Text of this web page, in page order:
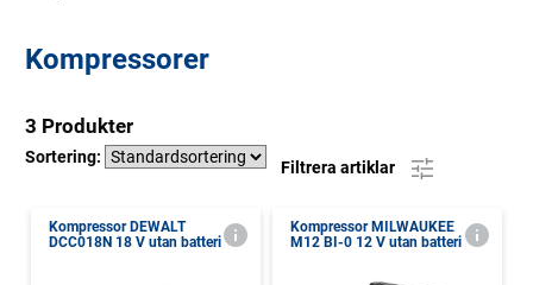
Kompressorer
3 Produkter
Sortering:
Filtrera artiklar
Kompressor DEWALT
DCC018N 18 V utan batteri
Kompressor MILWAUKEE
M12 BI-0 12 V utan batteri